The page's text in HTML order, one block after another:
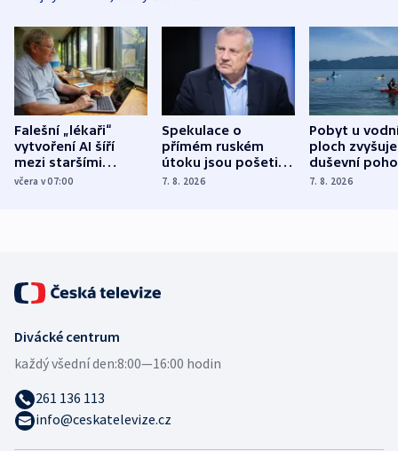
Falešní „lékaři“
vytvoření AI šíří
mezi staršími
Poláky nebezpečné
včera v 07:00
Spekulace o
přímém ruském
útoku jsou pošetilé,
míní estonský
7. 8. 2026
Pobyt u
ploch zvyšuje
duševní
ukázala
7. 8. 2026
Divácké centrum
každý všední den:8:00—16:00 hodin
261 136 113
info@ceskatelevize.cz